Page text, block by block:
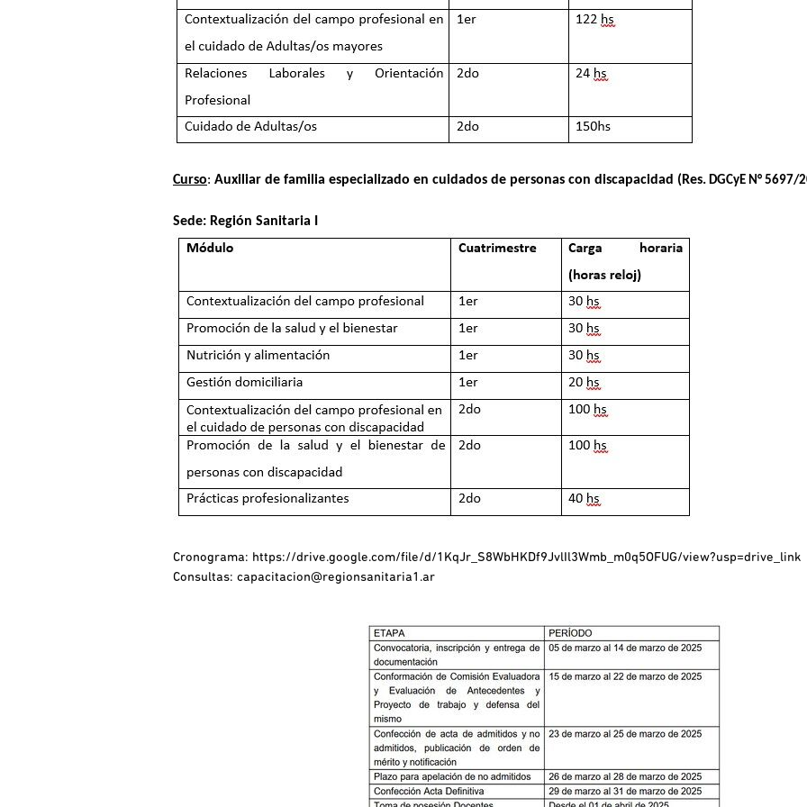
Curso: Auxiliar de familia especializado en cuidados de personas con discapacidad (Res. DGCyE N° 5697/
Sede: Región Sanitaria I
Cronograma: https://drive.google.com/file/d/1KqJr_S8WbHKDf9JvlIl3Wmb_m0q5OFUG/view?usp=drive_link
Consultas: capacitacion@regionsanitaria1.ar